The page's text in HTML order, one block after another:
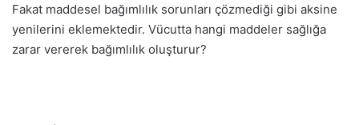
Fakat maddesel bağımlılık sorunları çözmediği gibi aksine
yenilerini eklemektedir. Vücutta hangi maddeler sağlığa
zarar vererek bağımlılık oluşturur?